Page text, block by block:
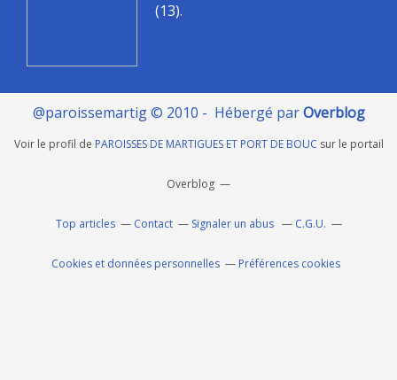
(13).
@paroissemartig © 2010 - Hébergé parOverblog
Voir le profil de PAROISSES DE MARTIGUES ET PORT DE BOUC sur le portail
Overblog
Top articles Contact Signaler un abus C.G.U.
Cookies et données personnelles Préférences cookies